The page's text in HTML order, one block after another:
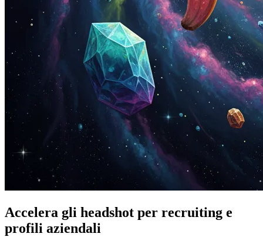
Accelera gli headshot per recruiting e
profili aziendali